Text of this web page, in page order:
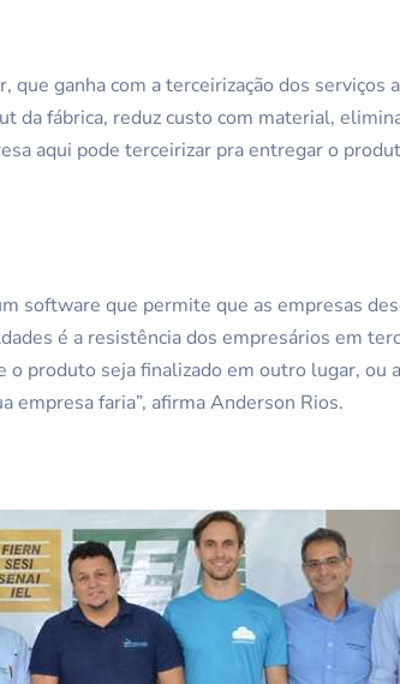
que ganha com a terceirização dos serviços
da fábrica, reduz custo com material,
aqui pode terceirizar pra entregar o
software que permite que as empresas
é a resistência dos empresários em
produto seja finalizado em outro lugar, ou
empresa faria”, afirma Anderson Rios.